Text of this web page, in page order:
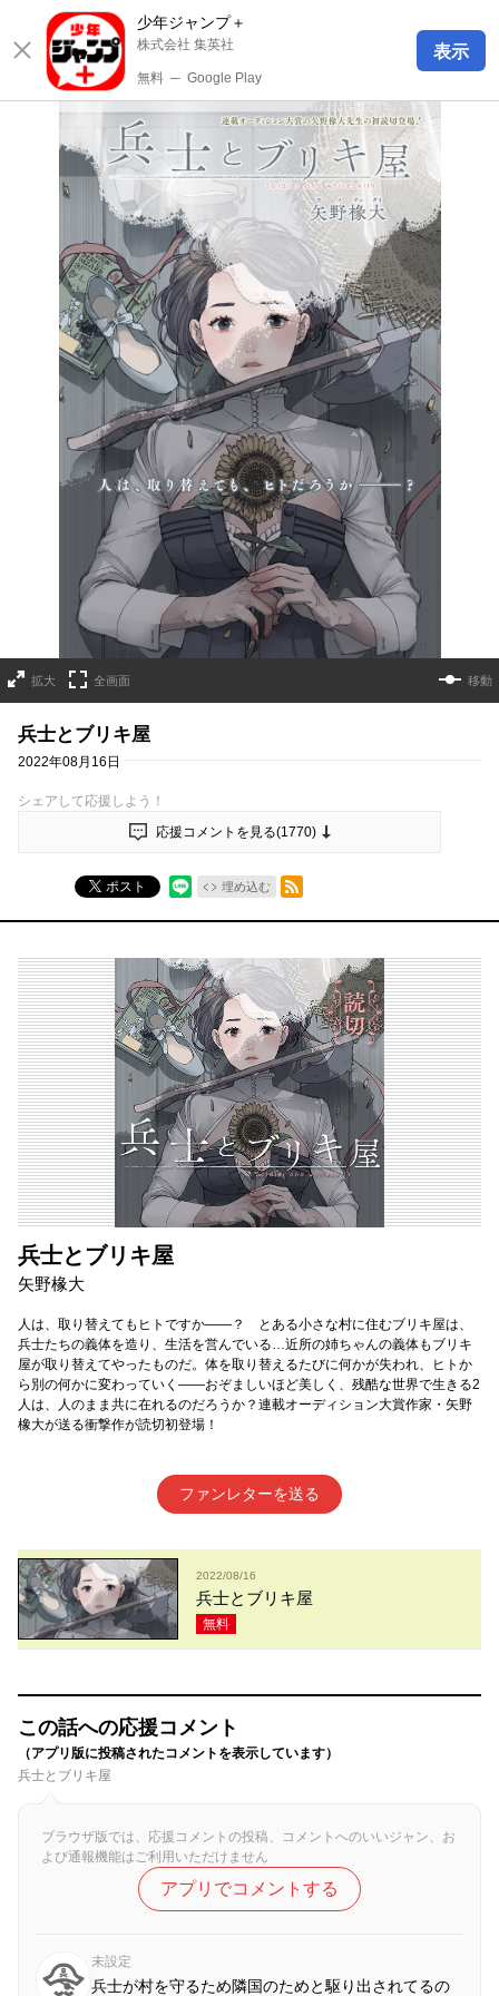
少年ジャンプ＋
株式会社 集英社
無料 ─ Google Play
表示
拡大 全画面 移動
兵士とブリキ屋
2022年08月16日
シェアして応援しよう！
応援コメントを見る(1770)
ポスト 埋め込む
RSSフィード
兵士とブリキ屋
矢野椽大
人は、取り替えてもヒトですか――？ とある小さな村に住むブリキ屋は、
兵士たちの義体を造り、生活を営んでいる…近所の姉ちゃんの義体もブリキ
屋が取り替えてやったものだ。体を取り替えるたびに何かが失われ、ヒトか
ら別の何かに変わっていく――おぞましいほど美しく、残酷な世界で生きる2
人は、人のまま共に在れるのだろうか？連載オーディション大賞作家・矢野
橡大が送る衝撃作が読切初登場！
ファンレターを送る
2022/08/16
兵士とブリキ屋
無料
この話への応援コメント
（アプリ版に投稿されたコメントを表示しています）
兵士とブリキ屋
ブラウザ版では、応援コメントの投稿、コメントへのいいジャン、お
よび通報機能はご利用いただけません
アプリでコメントする
未設定
兵士が村を守るため隣国のためと駆り出されてるの